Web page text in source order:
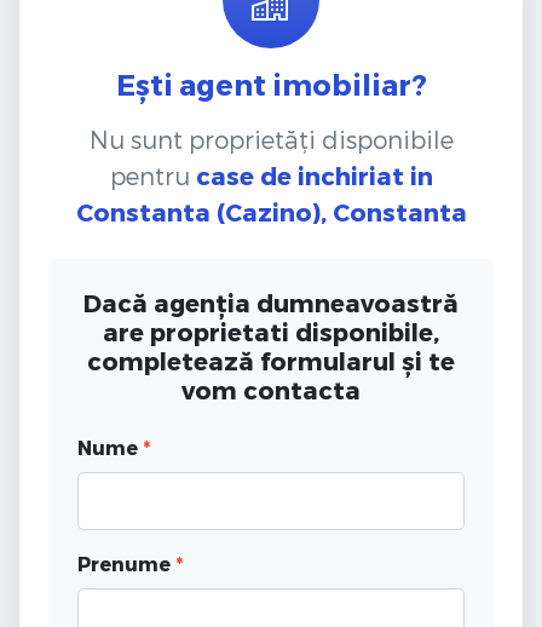
Ești agent imobiliar?
Nu sunt proprietăți disponibile
pentru case de inchiriat in
Constanta (Cazino), Constanta
Dacă agenția dumneavoastră
are proprietati disponibile,
completează formularul și te
vom contacta
Nume *
Prenume *